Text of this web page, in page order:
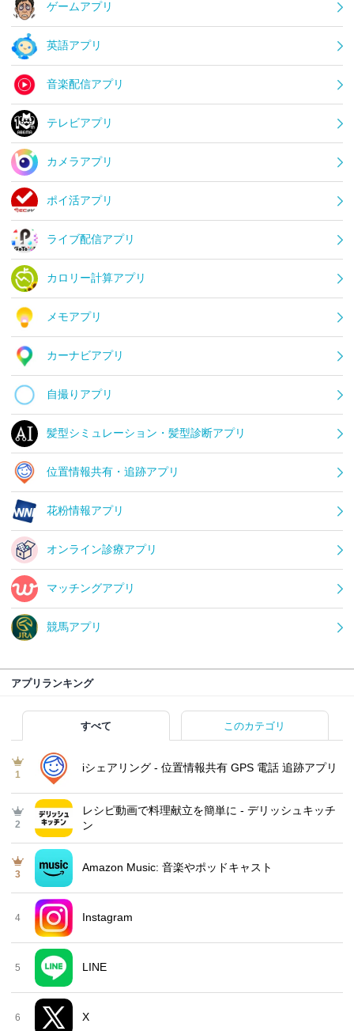
ゲームアプリ
英語アプリ
音楽配信アプリ
テレビアプリ
カメラアプリ
ポイ活アプリ
ライブ配信アプリ
カロリー計算アプリ
メモアプリ
カーナビアプリ
自撮りアプリ
髪型シミュレーション・髪型診断アプリ
位置情報共有・追跡アプリ
花粉情報アプリ
オンライン診療アプリ
マッチングアプリ
競馬アプリ
アプリランキング
すべて このカテゴリ
1
iシェアリング - 位置情報共有 GPS 電話 追跡アプリ
2
レシピ動画で料理献立を簡単‪に - デリッシュキッチ
ン
3
Amazon Music: 音楽やポッドキャスト
4 Instagram
5 LINE
6 X